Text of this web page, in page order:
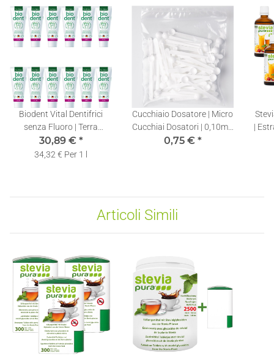
Biodent Vital Dentifrici
senza Fluoro | Terra
Natura Dentifricio | 12 x
75ml
30,89 € *
34,32 € Per 1 l
Cucchiaio Dosatore | Micro
Cucchiai Dosatori | 0,10ml |
1 pezzo
0,75 € *
|
Articoli Simili